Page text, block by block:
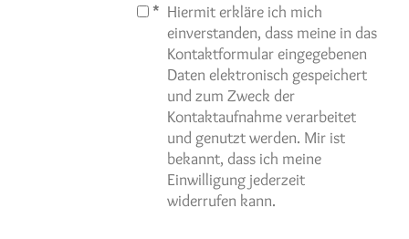
* Hiermit erkläre ich mich
einverstanden, dass meine in das
Kontaktformular eingegebenen
Daten elektronisch gespeichert
und zum Zweck der
Kontaktaufnahme verarbeitet
und genutzt werden. Mir ist
bekannt, dass ich meine
Einwilligung jederzeit
widerrufen kann.